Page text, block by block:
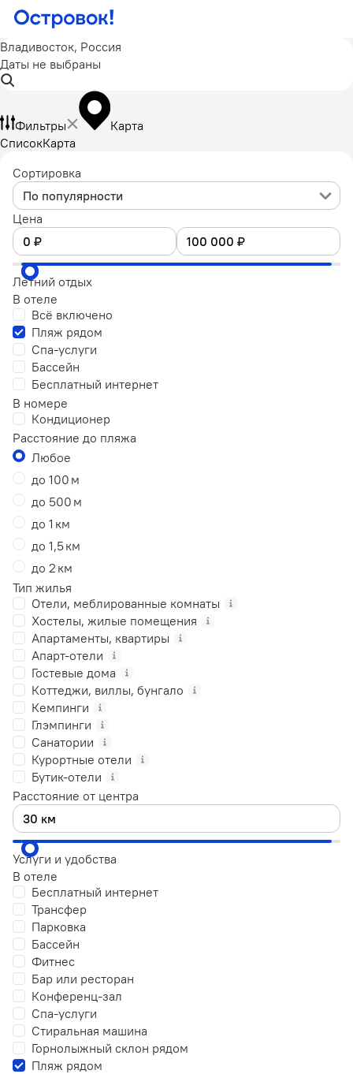
Владивосток, Россия
Даты не выбраны
Фильтры
Карта
СписокКарта
Сортировка
По популярности
Цена
Летний отдых
В отеле
Всё включено
Пляж рядом
Спа-услуги
Бассейн
Бесплатный интернет
В номере
Кондиционер
Расстояние до пляжа
Любое
до 100 м
до 500 м
до 1 км
до 1,5 км
до 2 км
Тип жилья
Отели, меблированные комнаты
Хостелы, жилые помещения
Апартаменты, квартиры
Апарт-отели
Гостевые дома
Коттеджи, виллы, бунгало
Кемпинги
Глэмпинги
Санатории
Курортные отели
Бутик-отели
Расстояние от центра
Услуги и удобства
В отеле
Бесплатный интернет
Трансфер
Парковка
Бассейн
Фитнес
Бар или ресторан
Конференц-зал
Спа-услуги
Стиральная машина
Горнолыжный склон рядом
Пляж рядом